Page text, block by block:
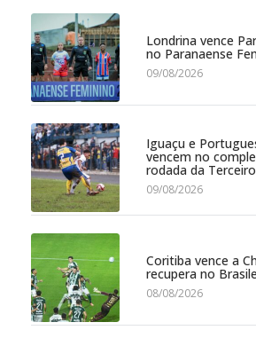
Londrina vence
no Paranaense
09/08/2026
Iguaçu e
vencem no
rodada da
09/08/2026
Coritiba vence a
recupera no
08/08/2026